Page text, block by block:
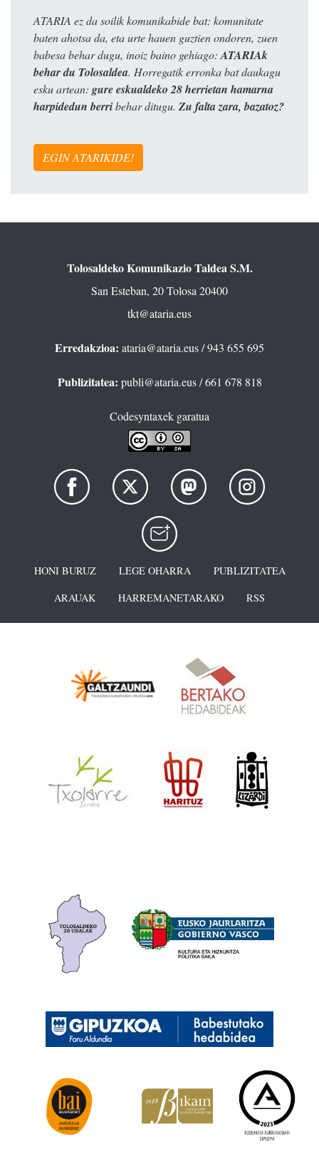
ATARIA ez da soilik komunikabide bat: komunitate
baten ahotsa da, eta urte hauen guztien ondoren, zuen
babesa behar dugu, inoiz baino gehiago: ATARIAk
behar du Tolosaldea. Horregatik erronka bat daukagu
esku artean: gure eskualdeko 28 herrietan hamarna
harpidedun berribehar ditugu. Zu falta zara, bazatoz?
EGIN ATARIKIDE!
Tolosaldeko Komunikazio Taldea S.M.
San Esteban, 20 Tolosa 20400
tkt@ataria.eus
Erredakzioa: ataria@ataria.eus/ 943 655 695
Publizitatea: publi@ataria.eus/ 661 678 818
Codesyntaxek garatua
HONI BURUZ LEGE OHARRA
PUBLIZITATEA
ARAUAK
HARREMANETARAKO RSS